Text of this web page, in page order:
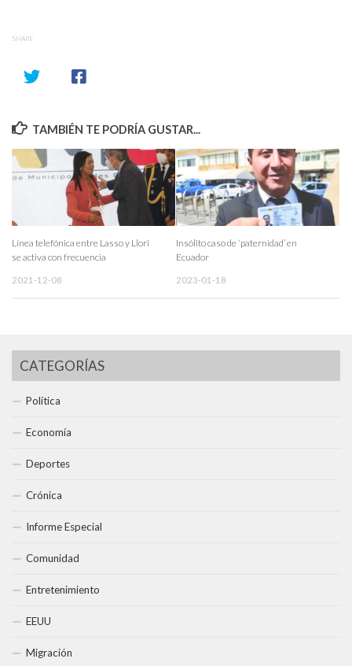
SHARE
TAMBIÉN TE PODRÍA GUSTAR...
Línea telefónica entre Lasso y Llori
se activa con frecuencia
2021-12-08
Insólito caso de ‘paternidad’ en
Ecuador
2023-01-18
CATEGORÍAS
Política
Economía
Deportes
Crónica
Informe Especial
Comunidad
Entretenimiento
EEUU
Migración